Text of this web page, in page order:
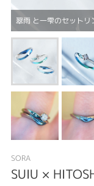
翠雨 と一雫のセットリ
SORA
SUIU ×